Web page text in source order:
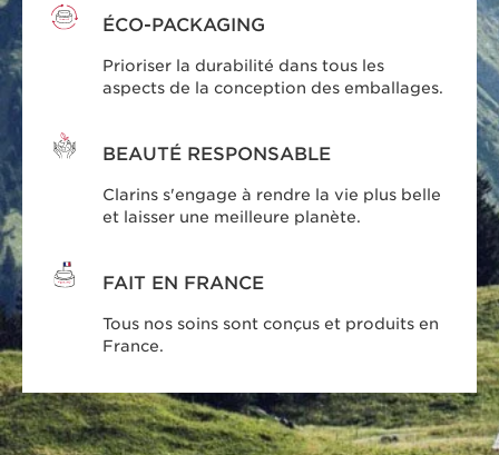
ÉCO-PACKAGING
Prioriser la durabilité dans tous les
aspects de la conception des emballages.
BEAUTÉ RESPONSABLE
Clarins s'engage à rendre la vie plus belle
et laisser une meilleure planète.
FAIT EN FRANCE
Tous nos soins sont conçus et produits en
France.